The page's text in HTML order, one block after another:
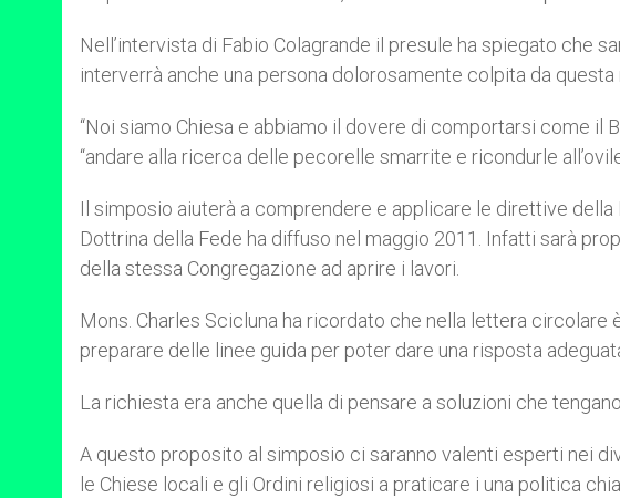
Nell’intervista di Fabio Colagrande il presule ha spiegato che
interverrà anche una persona dolorosamente colpita da
“Noi siamo Chiesa e abbiamo il dovere di comportarsi come il
“andare alla ricerca delle pecorelle smarrite e ricondurle
Il simposio aiuterà a comprendere e applicare le direttive
Dottrina della Fede ha diffuso nel maggio 2011. Infatti sarà
della stessa Congregazione ad aprire i lavori.
Mons. Charles Scicluna ha ricordato che nella lettera
preparare delle linee guida per poter dare una risposta
La richiesta era anche quella di pensare a soluzioni che
A questo proposito al simposio ci saranno valenti esperti nei
le Chiese locali e gli Ordini religiosi a praticare i una politica